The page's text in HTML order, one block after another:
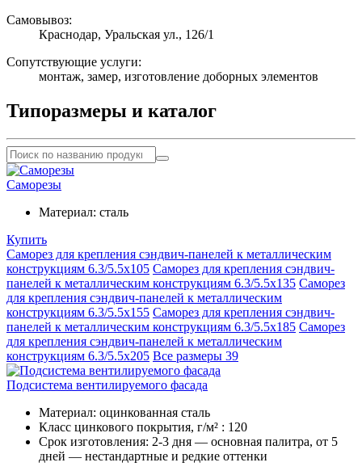
Самовывоз:
Краснодар, Уральская ул., 126/1
Сопутствующие услуги:
монтаж, замер, изготовление доборных элементов
Типоразмеры и каталог
Саморезы
Материал: сталь
Купить
Саморез для крепления сэндвич-панелей к металлическим
конструкциям 6.3/5.5х105 Саморез для крепления сэндвич-
панелей к металлическим конструкциям 6.3/5.5х135 Саморез
для крепления сэндвич-панелей к металлическим
конструкциям 6.3/5.5х155 Саморез для крепления сэндвич-
панелей к металлическим конструкциям 6.3/5.5х185 Саморез
для крепления сэндвич-панелей к металлическим
конструкциям 6.3/5.5х205 Все размеры 39
Подсистема вентилируемого фасада
Материал: оцинкованная сталь
Класс цинкового покрытия, г/м² : 120
Срок изготовления: 2-3 дня — основная палитра, от 5
дней — нестандартные и редкие оттенки